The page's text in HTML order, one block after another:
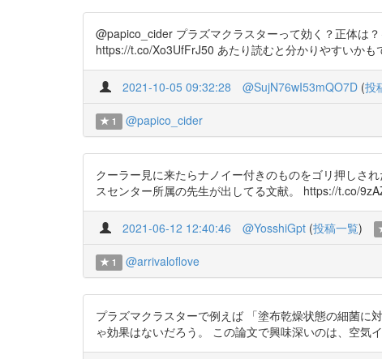
@papico_cider プラズマクラスターって効く？正体
https://t.co/Xo3UfFrJ50 あたり読むと分かりやすいかも
2021-10-05 09:32:28 @SujN76wI53mQO7D (投
1 @papico_cider
クーラー見に来たらナノイー付きのものをゴリ押しさ
スセンター所属の先生が出してる文献。 https://t.co/
2021-06-12 12:40:46 @YosshiGpt (投稿一覧)
1 @arrivaloflove
プラズマクラスターで例えば 「塗布乾燥状態の細菌に
ゃ効果はないだろう。 この論文で興味深いのは、空気